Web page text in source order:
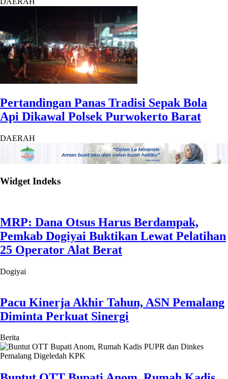
Pertandingan Panas Tradisi Sepak Bola
Api Dikawal Polsek Purwokerto Barat
DAERAH
Widget Indeks
MRP: Dana Otsus Harus Berdampak,
Pemkab Dogiyai Buktikan Lewat Pelatihan
25 Operator Alat Berat
Dogiyai
Pacu Kinerja Akhir Tahun, ASN Pemalang
Diminta Perkuat Sinergi
Berita